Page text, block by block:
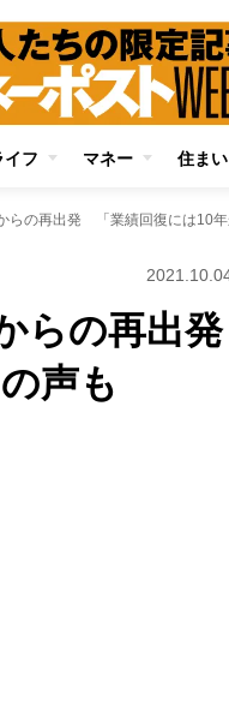
イフ マネー 住ま
らの再出発 「業績回復には10年
らの再出
声も